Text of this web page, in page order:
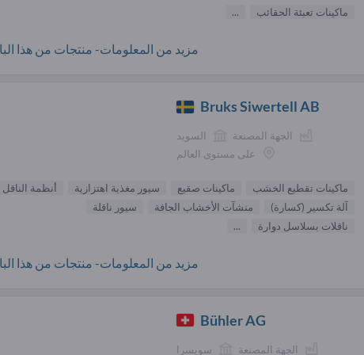
ماكينات تعبئة الحقائب ...
مزيد من المعلومات- منتجات من هذا
Bruks Siwertell AB
الجهة المصنعة
السويد
على مستوى العالم
ماكينات تقطيع الخشب ماكينات صقيع سيور مغذية اهتزازية
أنظمة الناقل
آلة تكسير (كسارة)
منشآت الأخشاب الجافة
سيور ناقلة
ناقلات بسلاسل دوارة
...
مزيد من المعلومات- منتجات من هذا
Bühler AG
الجهة المصنعة
سويسرا